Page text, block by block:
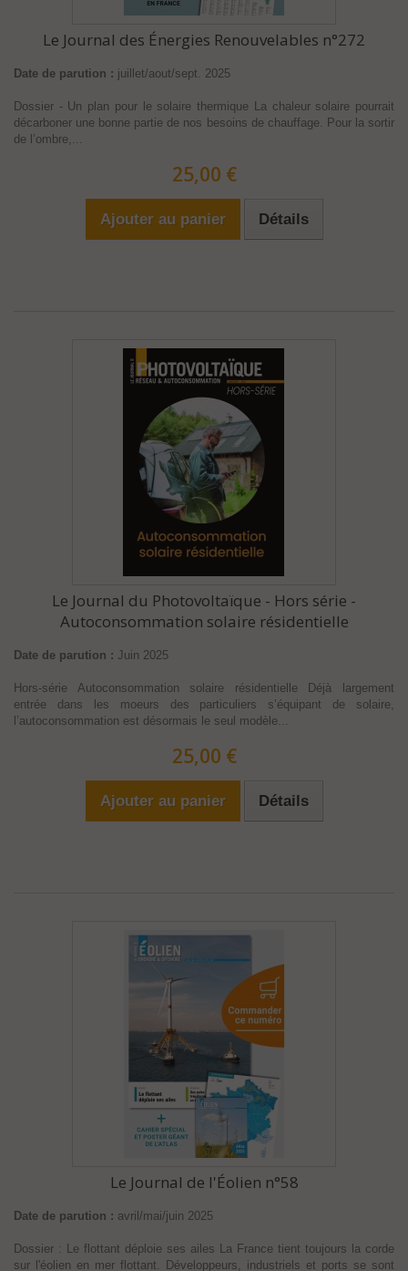
Le Journal des Énergies Renouvelables n°272
Date de parution : juillet/aout/sept. 2025
Dossier - Un plan pour le solaire thermique La chaleur solaire pourrait
décarboner une bonne partie de nos besoins de chauffage. Pour la sortir
de l’ombre,...
25,00 €
Ajouter au panier Détails
Le Journal du Photovoltaïque - Hors série -
Autoconsommation solaire résidentielle
Date de parution : Juin 2025
Hors-série Autoconsommation solaire résidentielle Déjà largement
entrée dans les moeurs des particuliers s’équipant de solaire,
l’autoconsommation est désormais le seul modèle...
25,00 €
Ajouter au panier Détails
Le Journal de l'Éolien n°58
Date de parution : avril/mai/juin 2025
Dossier : Le flottant déploie ses ailes La France tient toujours la corde
sur l'éolien en mer flottant. Développeurs, industriels et ports se sont